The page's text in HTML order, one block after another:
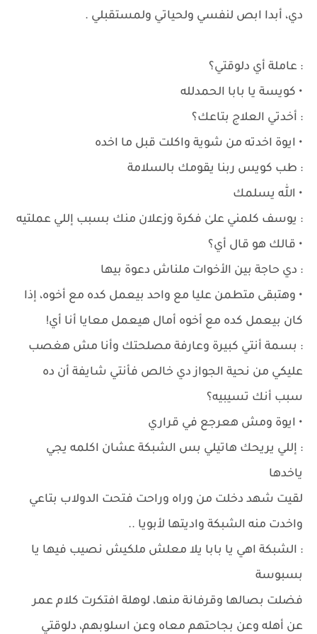
دي، أبدا ابص لنفسي ولحياتي ولمستقبلي .
: عاملة أي دلوقتي؟
• كويسة يا بابا الحمدلله
: أخدتي العلاج بتاعك؟
• ايوة اخدته من شوية واكلت قبل ما اخده
: طب كويس ربنا يقومك بالسلامة
• الله يسلمك
: يوسف كلمني علىٰ فكرة وزعلان منك بسبب إللي عملتيه
• قالك هو قال أي؟
: دي حاجة بين الأخوات ملناش دعوة بيها
• وهتبقى متطمن عليا مع واحد بيعمل كده مع أخوه، إذا
كان بيعمل كده مع أخوه أمال هيعمل معايا أنا أي!
: بسمة أنتي كبيرة وعارفة مصلحتك وأنا مش هغصب
عليكي من نحية الجواز دي خالص فأنتي شايفة أن ده
سبب أنك تسيبيه؟
• ايوة ومش هعرجع في قراري
: إللي يريحك هاتيلي بس الشبكة عشان اكلمه يجي
ياخدها
لقيت شهد دخلت من وراه وراحت فتحت الدولاب بتاعي
واخدت منه الشبكة واديتها لأبويا ..
: الشبكة اهي يا بابا يلا معلش ملكيش نصيب فيها يا
بسبوسة
فضلت بصالها وقرفانة منها، لوهلة افتكرت كلام عمر
عن أهله وعن بجاحتهم معاه وعن اسلوبهم، دلوقتي